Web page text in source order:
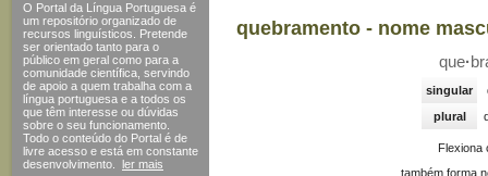
O Portal da Língua Portuguesa é
um repositório organizado de
recursos linguísticos. Pretende
ser orientado tanto para o
público em geral como para a
comunidade científica, servindo
de apoio a quem trabalha com a
língua portuguesa e a todos os
que têm interesse ou dúvidas
sobre o seu funcionamento.
Todo o conteúdo do Portal é de
livre acesso e está em constante
desenvolvimento.
ler mais
quebramento - nome
que·
singular
plural
Flexiona
também forma